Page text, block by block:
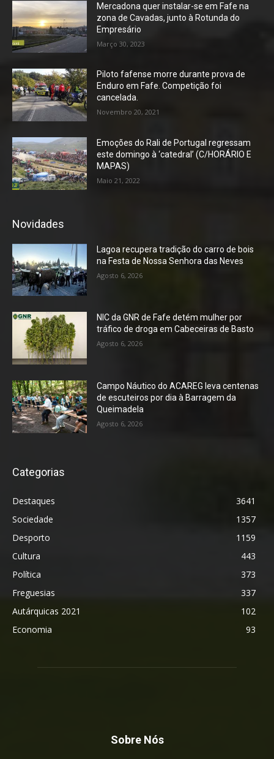
Mercadona quer instalar-se em Fafe na
zona de Cavadas, junto à Rotunda do
Empresário
Março 30, 2023
Piloto fafense morre durante prova de
Enduro em Fafe. Competição foi
cancelada.
Novembro 20, 2021
Emoções do Rali de Portugal regressam
este domingo à ‘catedral’ (C/HORÁRIO E
MAPAS)
Maio 21, 2022
Novidades
Lagoa recupera tradição do carro de bois
na Festa de Nossa Senhora das Neves
Agosto 6, 2026
NIC da GNR de Fafe detém mulher por
tráfico de droga em Cabeceiras de Basto
Agosto 6, 2026
Campo Náutico do ACAREG leva centenas
de escuteiros por dia à Barragem da
Queimadela
Agosto 6, 2026
Categorias
Destaques
3641
Sociedade
1357
Desporto
1159
Cultura
443
Política
373
Freguesias
337
Autárquicas 2021
102
Economia
93
Sobre Nós